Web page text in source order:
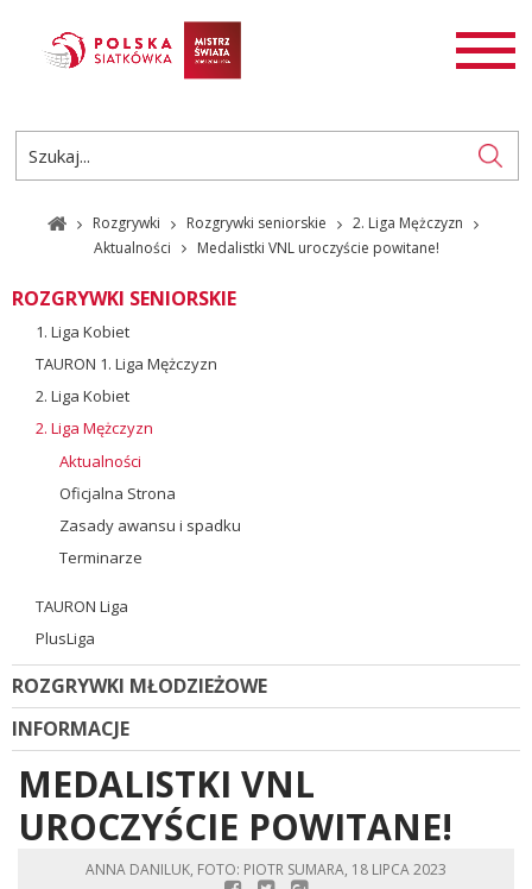
AKTUALNOŚCI
ROZGRYWKI
PL
EN
Rozgrywki Rozgrywki seniorskie
2. Liga Mężczyzn
Aktualności
Medalistki VNL uroczyście powitane!
ROZGRYWKI SENIORSKIE
1. Liga Kobiet
TAURON 1. Liga Mężczyzn
2. Liga Kobiet
2. Liga Mężczyzn
Aktualności
Oficjalna Strona
Zasady awansu i spadku
Terminarze
TAURON Liga
PlusLiga
ROZGRYWKI MŁODZIEŻOWE
INFORMACJE
MEDALISTKI VNL
UROCZYŚCIE POWITANE!
ANNA DANILUK, FOTO: PIOTR SUMARA, 18 LIPCA 2023